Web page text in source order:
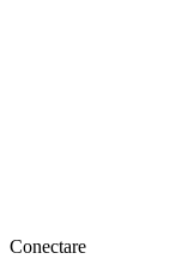
Conectare